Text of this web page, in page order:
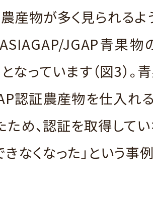
産物が多く見られるよ
JGAP青果
なっています（図3）。
認証農産物を仕入れ
ため、認証を取得して
きなくなった」という事